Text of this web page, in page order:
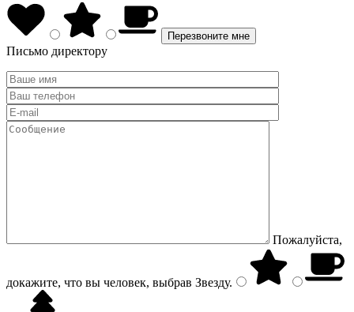
Письмо директору
Пожалуйста,
докажите, что вы человек, выбрав Звезду.